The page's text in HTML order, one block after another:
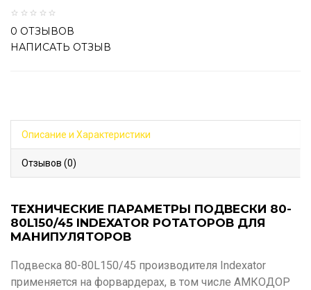
0 ОТЗЫВОВ
НАПИСАТЬ ОТЗЫВ
Описание и Характеристики
Отзывов (0)
ТЕХНИЧЕСКИЕ ПАРАМЕТРЫ ПОДВЕСКИ 80-
80L150/45 INDEXATOR РОТАТОРОВ ДЛЯ
МАНИПУЛЯТОРОВ
Подвеска 80-80L150/45 производителя Indexator
применяется на форвардерах, в том числе АМКОДОР